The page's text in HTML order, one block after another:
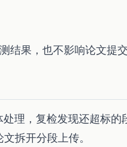
结果，也不影响论文提
理，复检发现还超标的
拆开分段上传。